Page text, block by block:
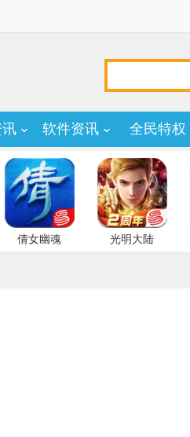
软件资讯 全民特权
倩女幽魂 光明大陆